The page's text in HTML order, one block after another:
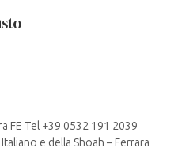
FE Tel +39 0532 191 2039
e della Shoah – Ferrara